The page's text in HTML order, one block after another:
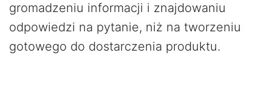
gromadzeniu informacji i znajdowaniu
odpowiedzi na pytanie, niż na tworzeniu
gotowego do dostarczenia produktu.